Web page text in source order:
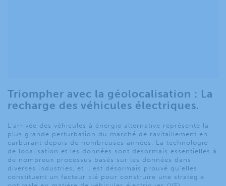
Triompher avec la géolocalisation : La
recharge des véhicules électriques.
L’arrivée des véhicules à énergie alternative représente la
plus grande perturbation du marché de ravitaillement en
carburant depuis de nombreuses années. La technologie
de localisation et les données sont désormais essentielles à
de nombreux processus basés sur les données dans
diverses industries, et il est désormais prouvé qu’elles
constituent un facteur clé pour construire une stratégie